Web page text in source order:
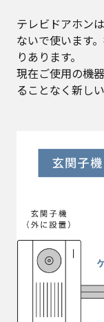
テレビドアホン
ないで使います
りあります。
現在ご使用の機
ることなく新し